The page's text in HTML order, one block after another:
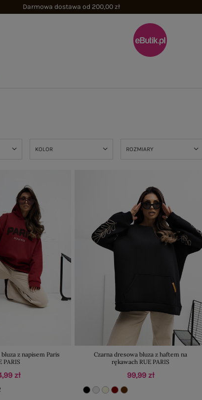
Darmowa dostawa od 200,00 zł
KOLOR ROZMIARY
z napisem Paris
PARIS
zł
Czarna dresowa bluza z haftem na
rękawach RUE PARIS
99,99 zł